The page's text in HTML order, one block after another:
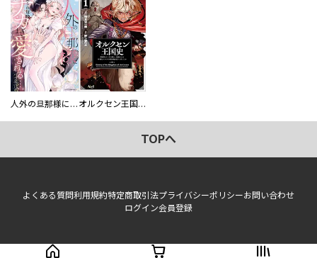
人外の旦那様に娶られ毎晩ナカまで愛される…。アンソロジー オルクセン王国史
TOPへ
よくある質問利用規約特定商取引法プライバシーポリシーお問い合わせ
ログイン会員登録